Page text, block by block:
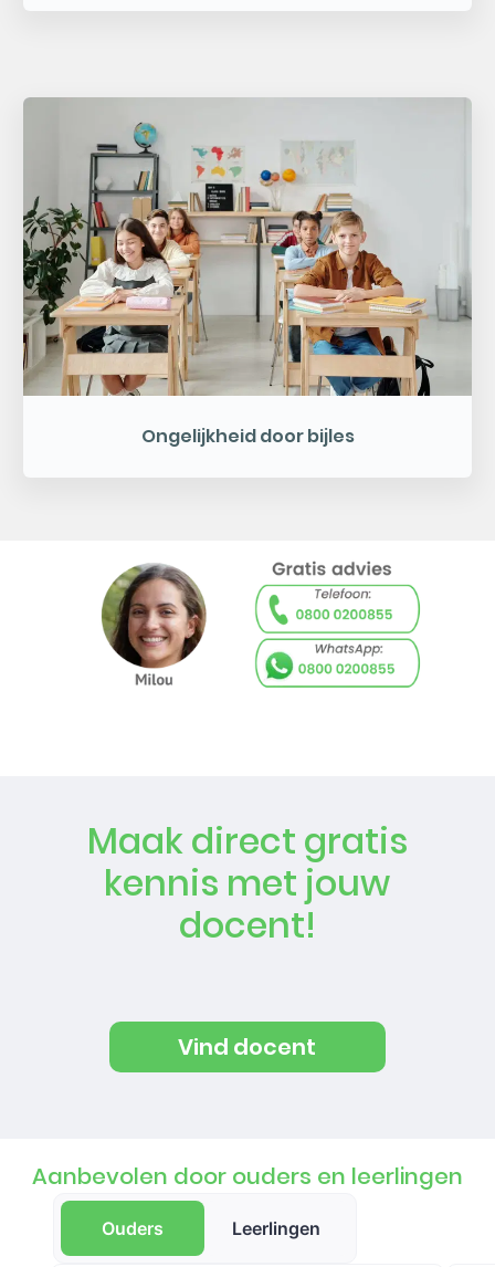
Ongelijkheid door bijles
Maak direct gratis
kennis met jouw
docent!
Vind docent
Aanbevolen door ouders en leerlingen
Ouders Leerlingen